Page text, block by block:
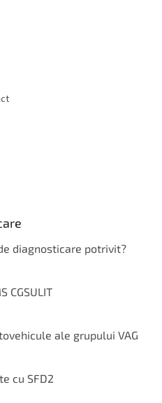
diagnosticare potrivit?
CGSULIT
ale grupului VAG
cu SFD2